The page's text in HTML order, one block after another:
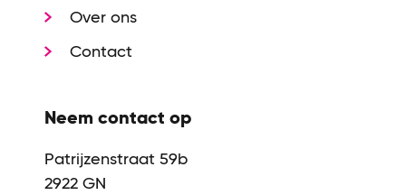
Over ons
Contact
Neem contact op
Patrijzenstraat 59b
2922 GN